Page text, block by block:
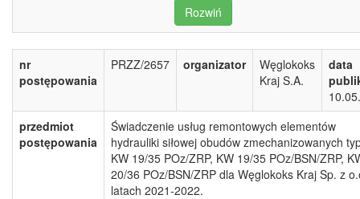
Rozwiń
nr
postępowania
PRZZ/2657 organizator
Węglokoks
Kraj S.A.
data
przedmiot
postępowania
Świadczenie usług remontowych elementów
hydrauliki siłowej obudów zmechanizowanych
KW 19/35 POz/ZRP, KW 19/35 POz/BSN/ZRP,
20/36 POz/BSN/ZRP dla Węglokoks Kraj Sp. z
latach 2021-2022.